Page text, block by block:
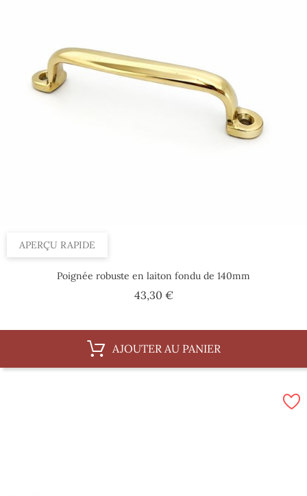
APERÇU RAPIDE
Poignée robuste en laiton fondu de 140mm
43,30 €Prix
AJOUTER AU PANIER